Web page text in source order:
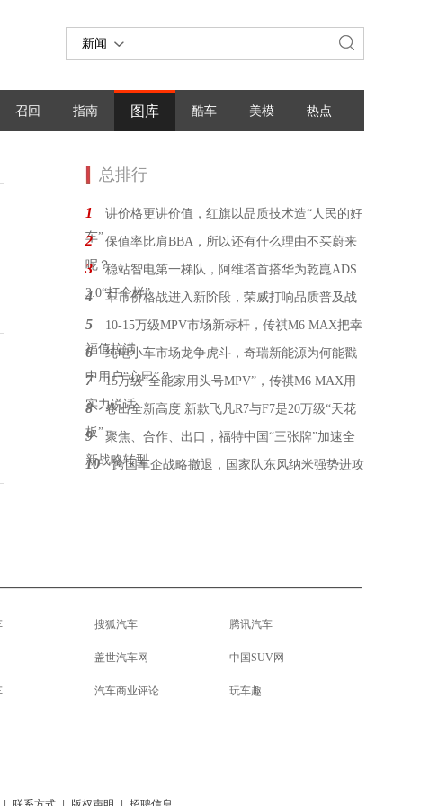
新闻
召回 指南 图库 酷车 美模 热点
总排行
1
讲价格更讲价值，红旗以品质技术造“人民的好
车”
2
保值率比肩BBA，所以还有什么理由不买蔚来
呢？
3
稳站智电第一梯队，阿维塔首搭华为乾崑ADS
3.0“打个样”
4 车市价格战进入新阶段，荣威打响品质普及战
5
10-15万级MPV市场新标杆，传祺M6 MAX把幸
福值拉满
6
纯电小车市场龙争虎斗，奇瑞新能源为何能戳
中用户“心巴”？
7
15万级“全能家用头号MPV”，传祺M6 MAX用
实力说话
8
卷出全新高度 新款飞凡R7与F7是20万级“天花
板”
9
聚焦、合作、出口，福特中国“三张牌”加速全
新战略转型
10 跨国车企战略撤退，国家队东风纳米强势进攻
搜狐汽车 腾讯汽车
盖世汽车网 中国SUV网
汽车商业评论 玩车趣